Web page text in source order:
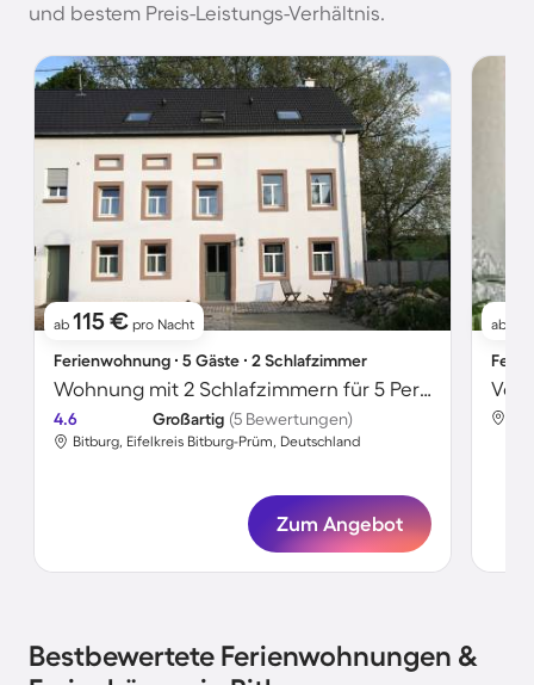
und bestem Preis-Leistungs-Verhältnis.
ab 115 € pro Nacht
Ferienwohnung ∙ 5 Gäste ∙ 2 Schlafzimmer
Wohnung mit 2 Schlafzimmern für 5 Personen
4.6 Großartig (5 Bewertungen)
Bitburg, Eifelkreis Bitburg-Prüm, Deutschland
Zum Angebot
ab
Voll
Bestbewertete Ferienwohnungen &